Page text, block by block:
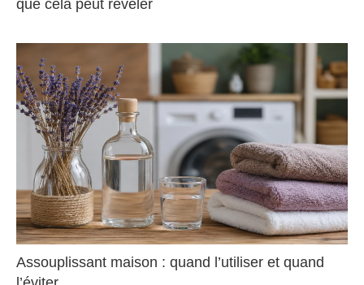
que cela peut révéler
Assouplissant maison : quand l’utiliser et quand